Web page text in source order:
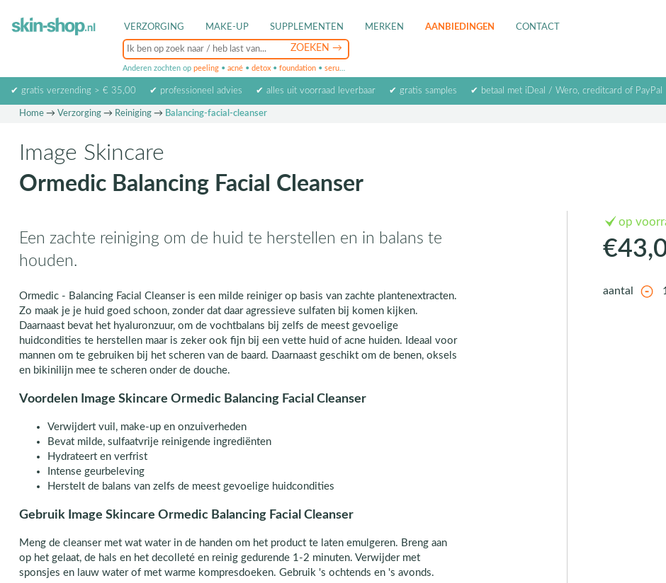
VERZORGING MAKE-UP SUPPLEMENTEN MERKEN AANBIEDINGEN CONTACT
Anderen zochten op peeling • acné • detox • foundation • serum
✔ gratis verzending > € 35,00 ✔ professioneel advies ✔ alles uit voorraad leverbaar ✔ gratis samples ✔ betaal met iDeal / Wero, creditcard of PayPal
Home→ Verzorging→ Reiniging→ Balancing-facial-cleanser
Image Skincare
Ormedic Balancing Facial Cleanser
Een zachte reiniging om de huid te herstellen en in balans te
houden.
Ormedic - Balancing Facial Cleanser is een milde reiniger op basis van zachte plantenextracten.
Zo maak je je huid goed schoon, zonder dat daar agressieve sulfaten bij komen kijken.
Daarnaast bevat het hyaluronzuur, om de vochtbalans bij zelfs de meest gevoelige
huidcondities te herstellen maar is zeker ook fijn bij een vette huid of acne huiden. Ideaal voor
mannen om te gebruiken bij het scheren van de baard. Daarnaast geschikt om de benen, oksels
en bikinilijn mee te scheren onder de douche.
Voordelen Image Skincare Ormedic Balancing Facial Cleanser
Verwijdert vuil, make-up en onzuiverheden
Bevat milde, sulfaatvrije reinigende ingrediënten
Hydrateert en verfrist
Intense geurbeleving
Herstelt de balans van zelfs de meest gevoelige huidcondities
Gebruik Image Skincare Ormedic Balancing Facial Cleanser
Meng de cleanser met wat water in de handen om het product te laten emulgeren. Breng aan
op het gelaat, de hals en het decolleté en reinig gedurende 1-2 minuten. Verwijder met
sponsjes en lauw water of met warme kompresdoeken. Gebruik 's ochtends en 's avonds.
op
aantal